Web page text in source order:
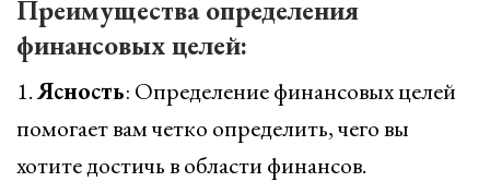
Преимущества определения
финансовых целей:
1.Ясность: Определение финансовых целей
помогает вам четко определить, чего вы
хотите достичь в области финансов.